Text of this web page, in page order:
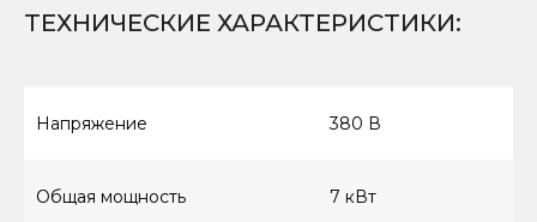
ТЕХНИЧЕСКИЕ ХАРАКТЕРИСТИКИ:
Напряжение 380 В
Общая мощность 7 кВт